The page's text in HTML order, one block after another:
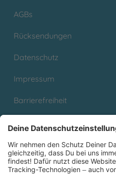
AGBs
Rücksendungen
Datenschutz
Impressum
Barrierefreiheit
Partnerprogramm (Affiliate)